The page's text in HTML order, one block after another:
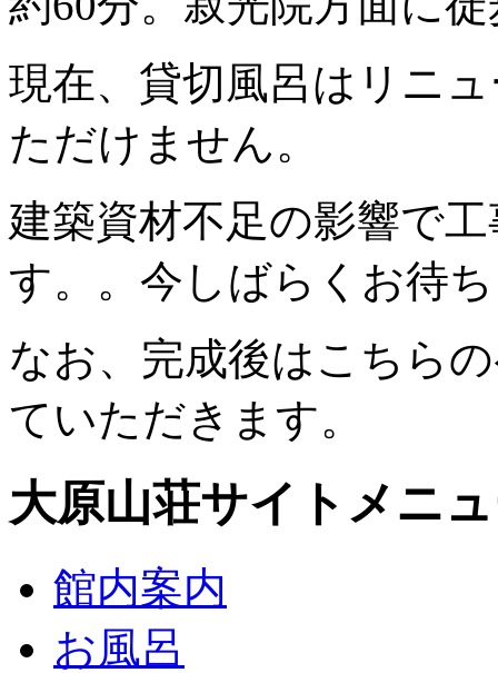
現在、貸切風呂はリニ
ただけません。
建築資材不足の影響で
す。。今しばらくお待
なお、完成後はこちら
ていただきます。
大原山荘サイトメニ
館内案内
お風呂